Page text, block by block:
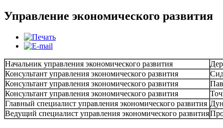
Управление экономического развития
Начальник управления экономического развития
Консультант управления экономического развития
Консультант управления экономического развития
Консультант управления экономического развития
Главный специалист управления экономического развития
Ведущий специалист управления экономического развития